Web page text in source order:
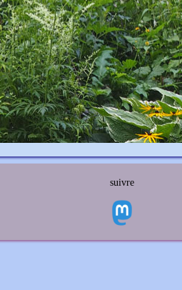
suivre